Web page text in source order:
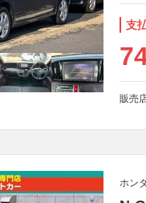
支
販売
ホン